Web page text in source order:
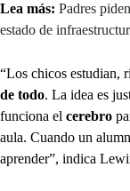
Lea más: Padres
estado de
“Los chicos estudian,
de todo. La idea es
funciona el cerebro
aula. Cuando un
aprender”, indica